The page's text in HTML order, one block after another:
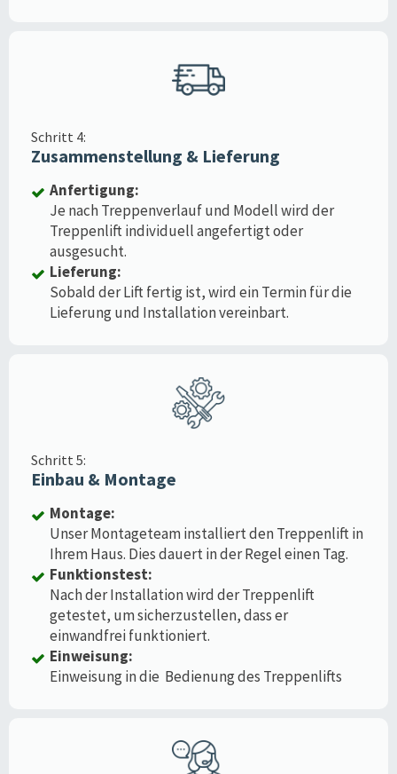
Schritt 4:
Zusammenstellung & Lieferung
Anfertigung:
Je nach Treppenverlauf und Modell wird der
Treppenlift individuell angefertigt oder
ausgesucht.
Lieferung:
Sobald der Lift fertig ist, wird ein Termin für die
Lieferung und Installation vereinbart.
Schritt 5:
Einbau & Montage
Montage:
Unser Montageteam installiert den Treppenlift in
Ihrem Haus. Dies dauert in der Regel einen Tag.
Funktionstest:
Nach der Installation wird der Treppenlift
getestet, um sicherzustellen, dass er
einwandfrei funktioniert.
Einweisung:
Einweisung in die Bedienung des Treppenlifts